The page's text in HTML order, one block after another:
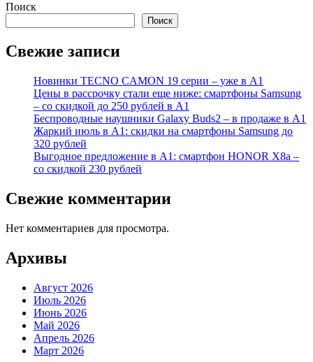
Поиск
Поиск
Свежие записи
Новинки TECNO CAMON 19 серии – уже в А1
Цены в рассрочку стали еще ниже: смартфоны Samsung
– со скидкой до 250 рублей в А1
Беспроводные наушники Galaxy Buds2 – в продаже в А1
Жаркий июль в А1: скидки на смартфоны Samsung до
320 рублей
Выгодное предложение в А1: смартфон HONOR X8a –
со скидкой 230 рублей
Свежие комментарии
Нет комментариев для просмотра.
Архивы
Август 2026
Июль 2026
Июнь 2026
Май 2026
Апрель 2026
Март 2026